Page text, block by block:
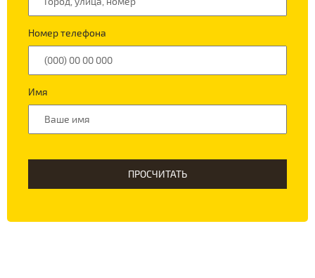
Номер телефона
Имя
ПРОСЧИТАТЬ